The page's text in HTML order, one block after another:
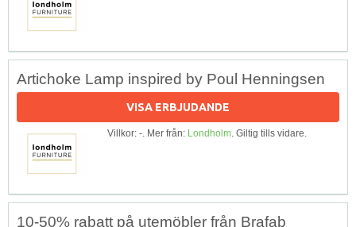
Artichoke Lamp ​inspired by Poul Henningsen
VISA ERBJUDANDE
Villkor: -. Mer från: Londholm. Giltig tills vidare.
10-50% rabatt på utemöbler från Brafab